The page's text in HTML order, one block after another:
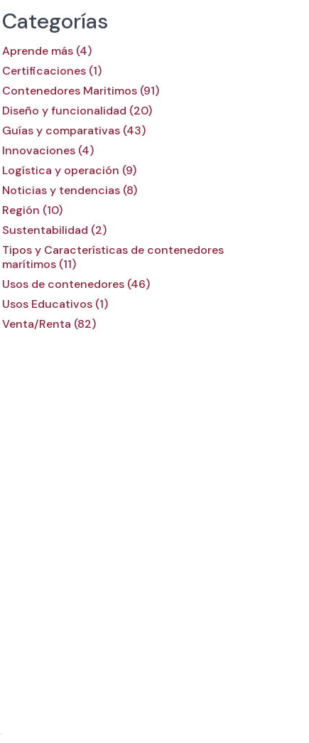
Categorías
Aprende más (4)
Certificaciones (1)
Contenedores Maritimos (91)
Diseño y funcionalidad (20)
Guías y comparativas (43)
Innovaciones (4)
Logística y operación (9)
Noticias y tendencias (8)
Región (10)
Sustentabilidad (2)
Tipos y Características de contenedores
marítimos (11)
Usos de contenedores (46)
Usos Educativos (1)
Venta/Renta (82)